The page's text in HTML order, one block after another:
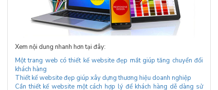
Xem nội dung nhanh hơn tại đây:
Một trang web có thiết kế website đẹp mắt giúp tăng chuyển đổi
khách hàng
Thiết kế website đẹp giúp xây dựng thương hiệu doanh nghiệp
Cần thiết kế website một cách hợp lý để khách hàng dễ dàng sử